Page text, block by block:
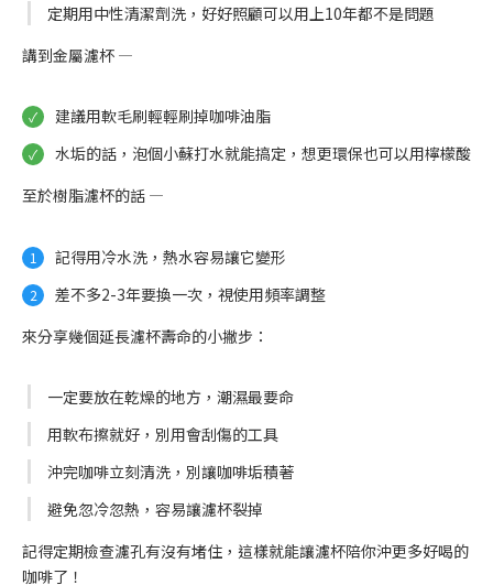
定期用中性清潔劑洗，好好照顧可以用上10年都不是問題
講到金屬濾杯 —
建議用軟毛刷輕輕刷掉咖啡油脂
水垢的話，泡個小蘇打水就能搞定，想更環保也可以用檸檬酸
至於樹脂濾杯的話 —
記得用冷水洗，熱水容易讓它變形
差不多2-3年要換一次，視使用頻率調整
來分享幾個延長濾杯壽命的小撇步：
一定要放在乾燥的地方，潮濕最要命
用軟布擦就好，別用會刮傷的工具
沖完咖啡立刻清洗，別讓咖啡垢積著
避免忽冷忽熱，容易讓濾杯裂掉
記得定期檢查濾孔有沒有堵住，這樣就能讓濾杯陪你沖更多好喝的
咖啡了！